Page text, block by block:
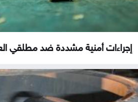
إجراءات أمنية مشددة ضد مطلقي